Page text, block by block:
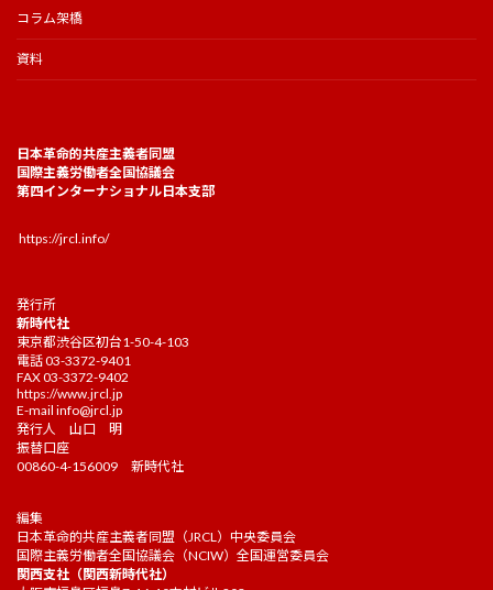
コラム架橋
資料
日本革命的共産主義者同盟
国際主義労働者全国協議会
第四インターナショナル日本支部
https://jrcl.info/
発行所
新時代社
東京都渋谷区初台1-50-4-103
電話 03-3372-9401
FAX 03-3372-9402
https://www.jrcl.jp
E-mail info@jrcl.jp
発行人 山口 明
振替口座
00860-4-156009 新時代社
編集
日本革命的共産主義者同盟（JRCL）中央委員会
国際主義労働者全国協議会（NCIW）全国運営委員会
関西支社（関西新時代社）